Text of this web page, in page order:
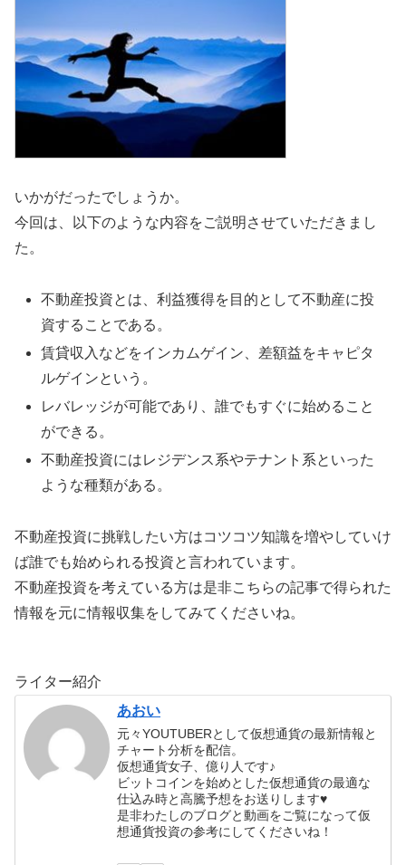
いかがだったでしょうか。
今回は、以下のような内容をご説明させていただきまし
た。
不動産投資とは、利益獲得を目的として不動産に投
資することである。
賃貸収入などをインカムゲイン、差額益をキャピタ
ルゲインという。
レバレッジが可能であり、誰でもすぐに始めること
ができる。
不動産投資にはレジデンス系やテナント系といった
ような種類がある。
不動産投資に挑戦したい方はコツコツ知識を増やしていけ
ば誰でも始められる投資と言われています。
不動産投資を考えている方は是非こちらの記事で得られた
情報を元に情報収集をしてみてくださいね。
ライター紹介
あおい
元々YOUTUBERとして仮想通貨の最新情報と
チャート分析を配信。
仮想通貨女子、億り人です♪
ビットコインを始めとした仮想通貨の最適な
仕込み時と高騰予想をお送りします♥
是非わたしのブログと動画をご覧になって仮
想通貨投資の参考にしてくださいね！